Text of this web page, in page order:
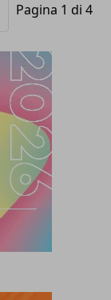
Pagina 1 di 4